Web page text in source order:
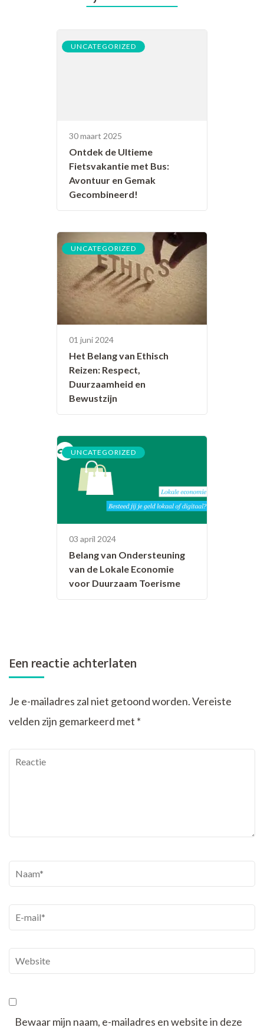
UNCATEGORIZED
30 maart 2025
Ontdek de Ultieme
Fietsvakantie met Bus:
Avontuur en Gemak
Gecombineerd!
UNCATEGORIZED
01 juni 2024
Het Belang van Ethisch
Reizen: Respect,
Duurzaamheid en
Bewustzijn
UNCATEGORIZED
03 april 2024
Belang van Ondersteuning
van de Lokale Economie
voor Duurzaam Toerisme
Een reactie achterlaten
Je e-mailadres zal niet getoond worden.Vereiste
velden zijn gemarkeerd met *
Reactie
Naam*
E-
mail*
Website
Bewaar mijn naam, e-mailadres en website in deze